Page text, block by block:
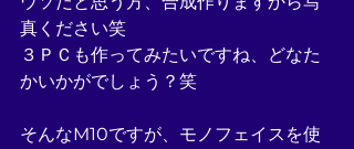
真ください笑
３ＰＣも作ってみたいですね、どなた
かいかがでしょう？笑
そんなM10ですが、モノフェイスを使